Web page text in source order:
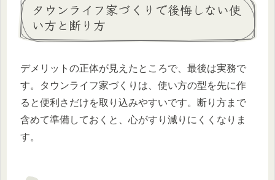
タウンライフ家づくりで後悔しない使
い方と断り方
デメリットの正体が見えたところで、最後は実務で
す。タウンライフ家づくりは、使い方の型を先に作
ると便利さだけを取り込みやすいです。断り方まで
含めて準備しておくと、心がすり減りにくくなりま
す。